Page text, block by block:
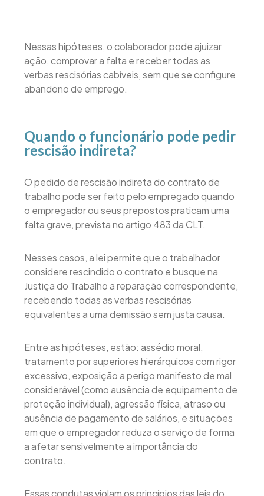
Nessas hipóteses, o colaborador pode ajuizar
ação, comprovar a falta e receber todas as
verbas rescisórias cabíveis, sem que se configure
abandono de emprego.
Quando o funcionário pode pedir
rescisão indireta?
O pedido de rescisão indireta do contrato de
trabalho pode ser feito pelo empregado quando
o empregador ou seus prepostos praticam uma
falta grave, prevista no artigo 483 da CLT.
Nesses casos, a lei permite que o trabalhador
considere rescindido o contrato e busque na
Justiça do Trabalho a reparação correspondente,
recebendo todas as verbas rescisórias
equivalentes a uma demissão sem justa causa.
Entre as hipóteses, estão: assédio moral,
tratamento por superiores hierárquicos com rigor
excessivo, exposição a perigo manifesto de mal
considerável (como ausência de equipamento de
proteção individual), agressão física, atraso ou
ausência de pagamento de salários, e situações
em que o empregador reduza o serviço de forma
a afetar sensivelmente a importância do
contrato.
Essas condutas violam os princípios das leis do